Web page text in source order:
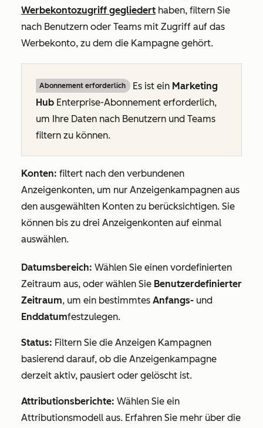
Werbekontozugriff gegliedert haben, filtern Sie
nach Benutzern oder Teams mit Zugriff auf das
Werbekonto, zu dem die Kampagne gehört.
Abonnement erforderlich Es ist ein Marketing
Hub Enterprise-Abonnement erforderlich,
um Ihre Daten nach Benutzern und Teams
filtern zu können.
Konten: filtert nach den verbundenen
Anzeigenkonten, um nur Anzeigenkampagnen aus
den ausgewählten Konten zu berücksichtigen. Sie
können bis zu drei Anzeigenkonten auf einmal
auswählen.
Datumsbereich: Wählen Sie einen vordefinierten
Zeitraum aus, oder wählen Sie Benutzerdefinierter
Zeitraum, um ein bestimmtes Anfangs- und
Enddatumfestzulegen.
Status: Filtern Sie die Anzeigen Kampagnen
basierend darauf, ob die Anzeigenkampagne
derzeit aktiv, pausiert oder gelöscht ist.
Attributionsberichte: Wählen Sie ein
Attributionsmodell aus. Erfahren Sie mehr über die